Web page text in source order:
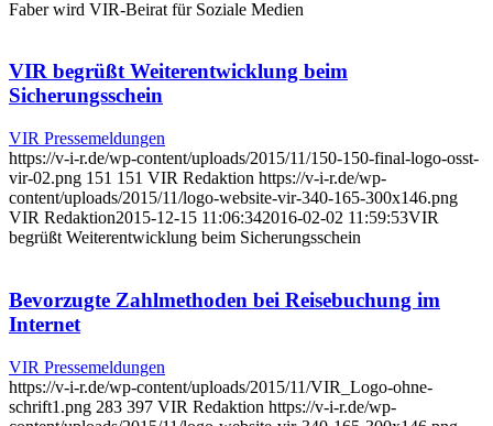
Faber wird VIR-Beirat für Soziale Medien
VIR begrüßt Weiterentwicklung beim
Sicherungsschein
VIR Pressemeldungen
https://v-i-r.de/wp-content/uploads/2015/11/150-150-final-logo-osst-
vir-02.png 151 151 VIR Redaktion https://v-i-r.de/wp-
content/uploads/2015/11/logo-website-vir-340-165-300x146.png
VIR Redaktion2015-12-15 11:06:342016-02-02 11:59:53VIR
begrüßt Weiterentwicklung beim Sicherungsschein
Bevorzugte Zahlmethoden bei Reisebuchung im
Internet
VIR Pressemeldungen
https://v-i-r.de/wp-content/uploads/2015/11/VIR_Logo-ohne-
schrift1.png 283 397 VIR Redaktion https://v-i-r.de/wp-